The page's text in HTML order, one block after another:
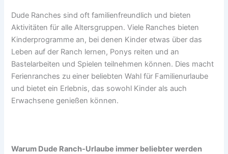
Dude Ranches sind oft familienfreundlich und bieten
Aktivitäten für alle Altersgruppen. Viele Ranches bieten
Kinderprogramme an, bei denen Kinder etwas über das
Leben auf der Ranch lernen, Ponys reiten und an
Bastelarbeiten und Spielen teilnehmen können. Dies macht
Ferienranches zu einer beliebten Wahl für Familienurlaube
und bietet ein Erlebnis, das sowohl Kinder als auch
Erwachsene genießen können.
Warum Dude Ranch-Urlaube immer beliebter werden